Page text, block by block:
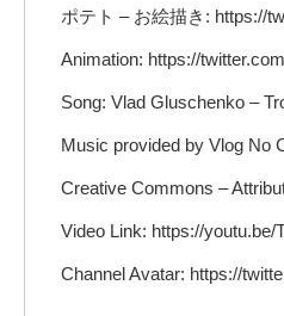
ポテト – お絵描き: https://
Animation: https://
Song: Vlad Gluschenko –
Music provided by Vlog No
Creative Commons –
Video Link: https://youtu.be/
Channel Avatar: https://